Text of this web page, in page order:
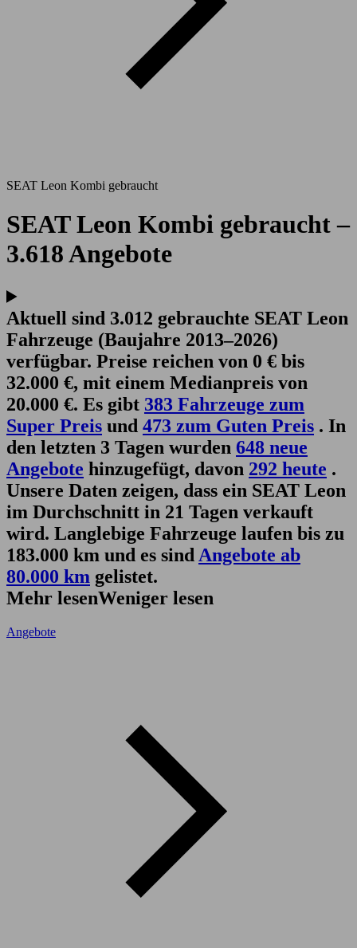
SEAT Leon Kombi gebraucht
SEAT Leon Kombi gebraucht –
3.618 Angebote
Aktuell sind 3.012 gebrauchte SEAT Leon
Fahrzeuge (Baujahre 2013–2026)
verfügbar. Preise reichen von 0 € bis
32.000 €, mit einem Medianpreis von
20.000 €. Es gibt 383 Fahrzeuge zum
Super Preis und 473 zum Guten Preis . In
den letzten 3 Tagen wurden 648 neue
Angebote hinzugefügt, davon 292 heute .
Unsere Daten zeigen, dass ein SEAT Leon
im Durchschnitt in 21 Tagen verkauft
wird. Langlebige Fahrzeuge laufen bis zu
183.000 km und es sind Angebote ab
80.000 km gelistet.
Mehr lesenWeniger lesen
Angebote